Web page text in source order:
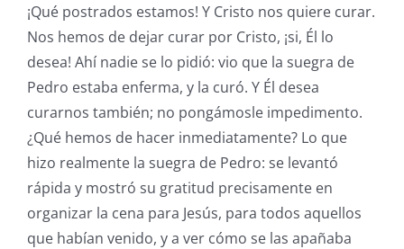
¡Qué postrados estamos! Y Cristo nos quiere curar.
Nos hemos de dejar curar por Cristo, ¡si, Él lo
desea! Ahí nadie se lo pidió: vio que la suegra de
Pedro estaba enferma, y la curó. Y Él desea
curarnos también; no pongámosle impedimento.
¿Qué hemos de hacer inmediatamente? Lo que
hizo realmente la suegra de Pedro: se levantó
rápida y mostró su gratitud precisamente en
organizar la cena para Jesús, para todos aquellos
que habían venido, y a ver cómo se las apañaba